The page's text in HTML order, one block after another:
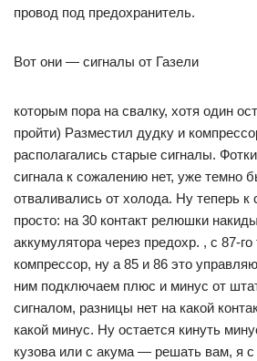
провод под предохранитель.
Вот они — сигналы от Газели
которым пора на свалку, хотя один
пройти) Разместил дудку и
располагались старые сигналы.
сигнала к сожалению нет, уже темно
отваливались от холода. Ну теперь к
просто: на 30 контакт релюшки
аккумулятора через предохр. , с 87-
компрессор, ну а 85 и 86 это
ним подключаем плюс и минус от
сигналом, разницы нет на какой
какой минус. Ну остается кинуть
кузова или с акума — решать вам, я